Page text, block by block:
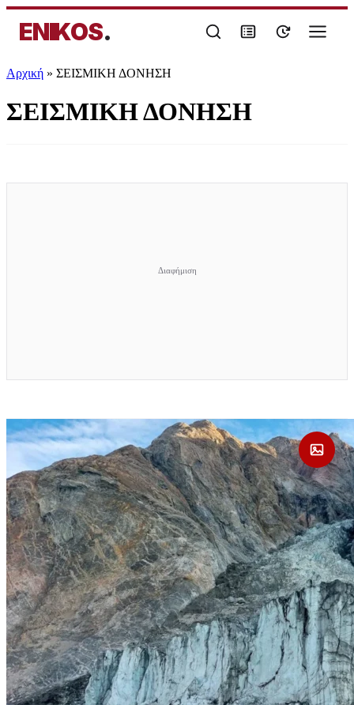
ENIKOS.
Αρχική » ΣΕΙΣΜΙΚΗ ΔΟΝΗΣΗ
ΣΕΙΣΜΙΚΗ ΔΟΝΗΣΗ